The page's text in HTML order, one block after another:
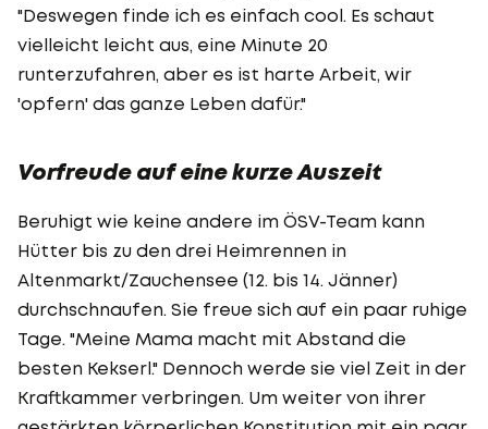
"Deswegen finde ich es einfach cool. Es schaut
vielleicht leicht aus, eine Minute 20
runterzufahren, aber es ist harte Arbeit, wir
'opfern' das ganze Leben dafür."
Vorfreude auf eine kurze Auszeit
Beruhigt wie keine andere im ÖSV-Team kann
Hütter bis zu den drei Heimrennen in
Altenmarkt/Zauchensee (12. bis 14. Jänner)
durchschnaufen. Sie freue sich auf ein paar ruhige
Tage. "Meine Mama macht mit Abstand die
besten Kekserl." Dennoch werde sie viel Zeit in der
Kraftkammer verbringen. Um weiter von ihrer